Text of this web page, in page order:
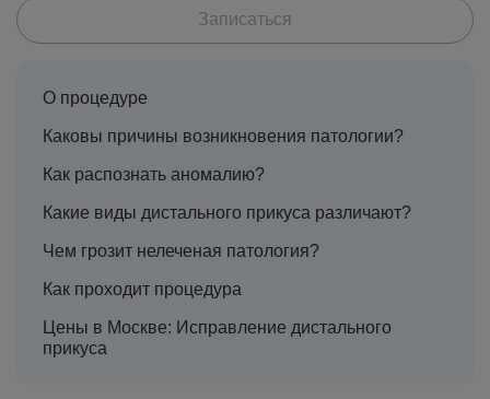
Записаться
О процедуре
Каковы причины возникновения патологии?
Как распознать аномалию?
Какие виды дистального прикуса различают?
Чем грозит нелеченая патология?
Как проходит процедура
Цены в Москве: Исправление дистального
прикуса